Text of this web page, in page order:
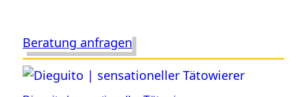
Beratung anfragen